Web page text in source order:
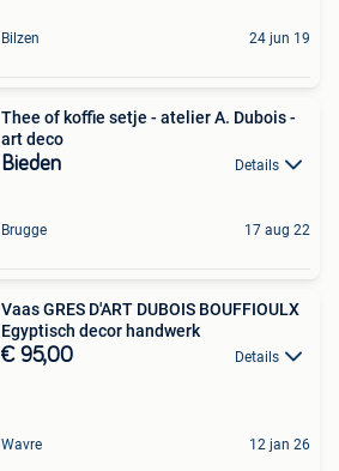
Bilzen 24 jun 19
Thee of koffie setje - atelier A. Dubois -
art deco
Bieden Details
Brugge 17 aug 22
Vaas GRES D'ART DUBOIS BOUFFIOULX
Egyptisch decor handwerk
€ 95,00 Details
Wavre 12 jan 26